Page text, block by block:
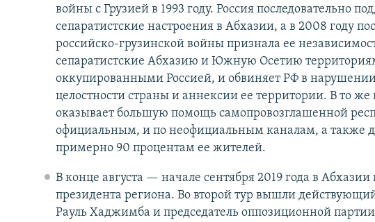
войны с Грузией в 1993 году. Россия последовательно
сепаратистские настроения в Абхазии, а в 2008 году
российско-грузинской войны признала ее
сепаратистские Абхазию и Южную Осетию
оккупированными Россией, и обвиняет РФ в
целостности страны и аннексии ее территории. В то же
оказывает большую помощь самопровозглашенной
официальным, и по неофициальным каналам, а также
примерно 90 процентам ее жителей.
В конце августа — начале сентября 2019 года в
президента региона. Во второй тур вышли
Рауль Хаджимба и председатель оппозиционной